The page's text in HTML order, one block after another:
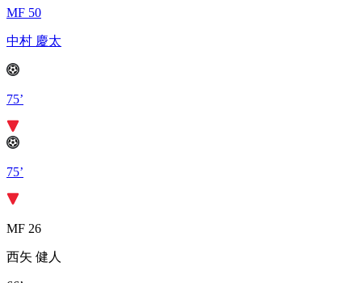
MF 50
中村 慶太
75’
75’
MF 26
西矢 健人